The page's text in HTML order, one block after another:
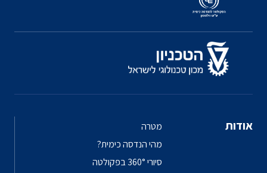
אודות
מטרה
מהי הנדסה כימית?
סיורי 360° בפקולטה